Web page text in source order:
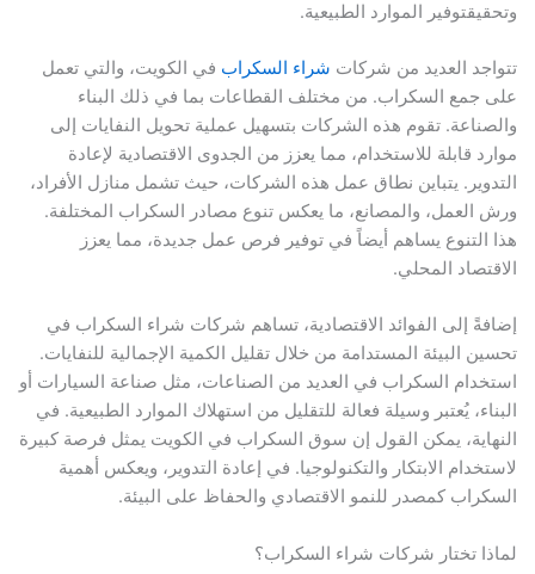
وتحقيقتوفير الموارد الطبيعية.
تتواجد العديد من شركات شراء السكرابفي الكويت، والتي تعمل
على جمع السكراب. من مختلف القطاعات بما في ذلك البناء
والصناعة. تقوم هذه الشركات بتسهيل عملية تحويل النفايات إلى
موارد قابلة للاستخدام، مما يعزز من الجدوى الاقتصادية لإعادة
التدوير. يتباين نطاق عمل هذه الشركات، حيث تشمل منازل الأفراد،
ورش العمل، والمصانع، ما يعكس تنوع مصادر السكراب المختلفة.
هذا التنوع يساهم أيضاً في توفير فرص عمل جديدة، مما يعزز
الاقتصاد المحلي.
إضافةً إلى الفوائد الاقتصادية، تساهم شركات شراء السكراب في
تحسين البيئة المستدامة من خلال تقليل الكمية الإجمالية للنفايات.
استخدام السكراب في العديد من الصناعات، مثل صناعة السيارات أو
البناء، يُعتبر وسيلة فعالة للتقليل من استهلاك الموارد الطبيعية. في
النهاية، يمكن القول إن سوق السكراب في الكويت يمثل فرصة كبيرة
لاستخدام الابتكار والتكنولوجيا. في إعادة التدوير، ويعكس أهمية
السكراب كمصدر للنمو الاقتصادي والحفاظ على البيئة.
لماذا تختار شركات شراء السكراب؟